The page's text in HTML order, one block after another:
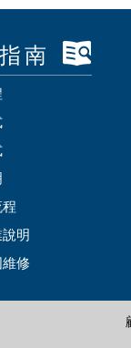
南
明
修